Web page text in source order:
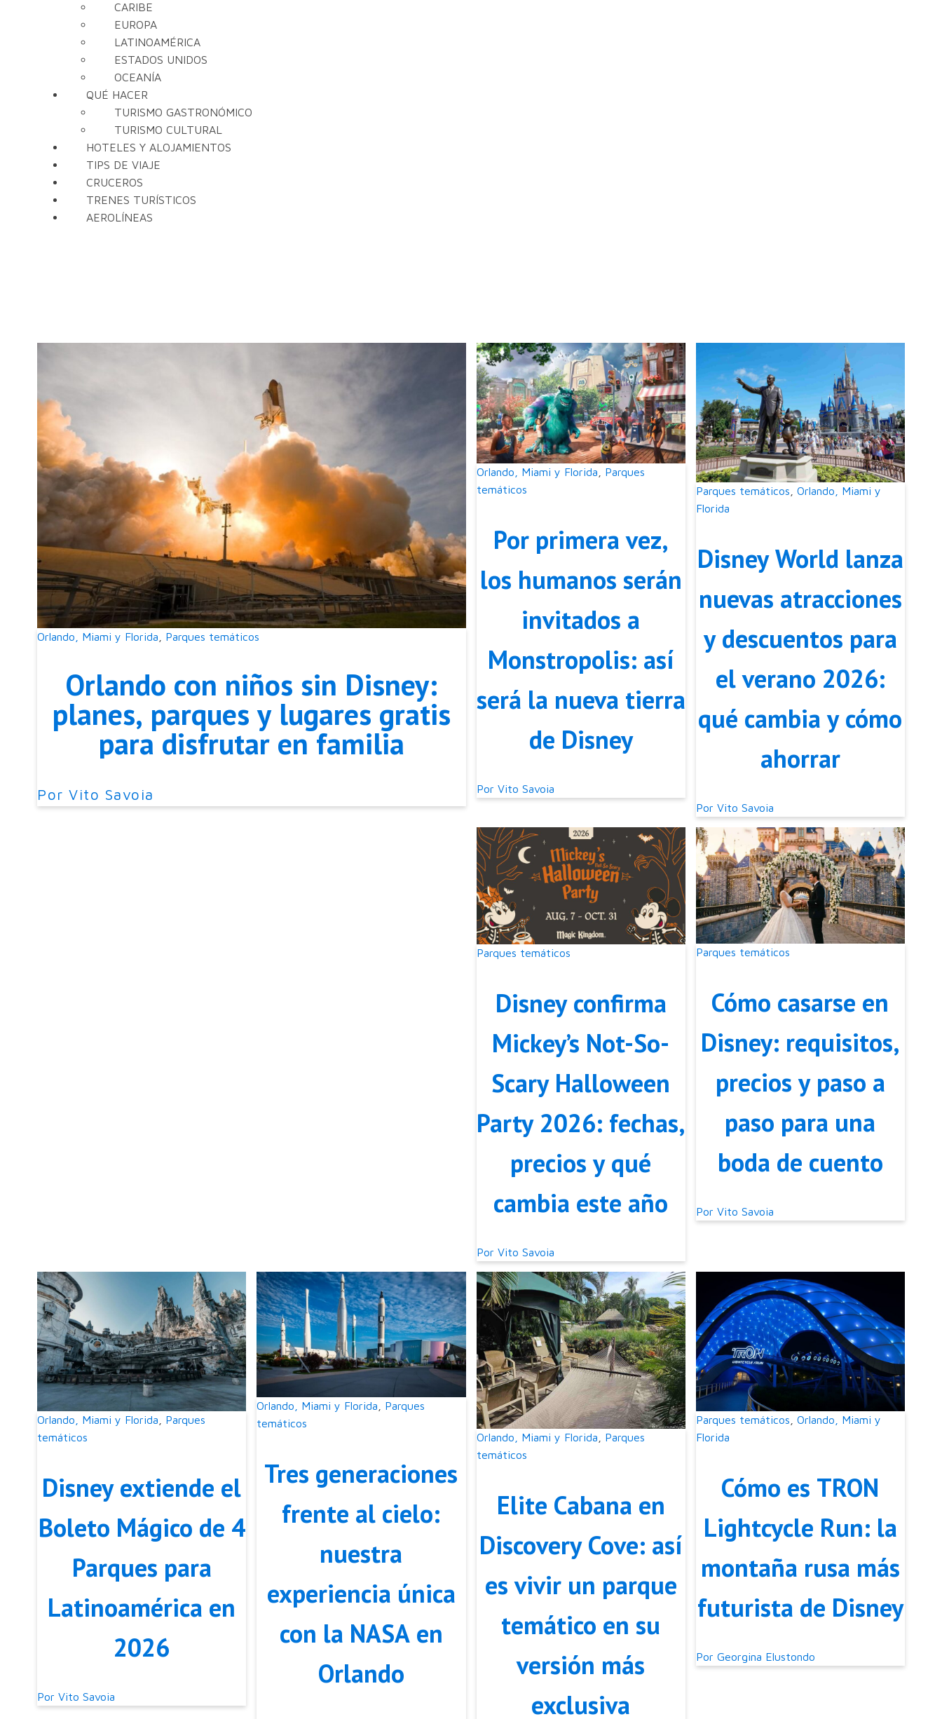
CARIBE
EUROPA
LATINOAMÉRICA
ESTADOS UNIDOS
OCEANÍA
QUÉ HACER
TURISMO GASTRONÓMICO
TURISMO CULTURAL
HOTELES Y ALOJAMIENTOS
TIPS DE VIAJE
CRUCEROS
TRENES TURÍSTICOS
AEROLÍNEAS
Orlando, Miami y Florida Parques temáticos
Orlando con niños sin Disney:
planes, parques y lugares gratis
para disfrutar en familia
Por Vito Savoia
Orlando, Miami y Florida
Parques
temáticos
Por primera vez,
los humanos serán
invitados a
Monstropolis: así
será la nueva tierra
de Disney
Por Vito Savoia
Parques temáticos
Orlando, Miami y
Florida
Disney World lanza
nuevas atracciones
y descuentos para
el verano 2026:
qué cambia y cómo
ahorrar
Por Vito Savoia
Parques temáticos
Disney confirma
Mickey’s Not-So-
Scary Halloween
Party 2026: fechas,
precios y qué
cambia este año
Por Vito Savoia
Parques temáticos
Cómo casarse en
Disney: requisitos,
precios y paso a
paso para una
boda de cuento
Por Vito Savoia
Orlando, Miami y Florida
Parques
temáticos
Disney extiende el
Boleto Mágico de 4
Parques para
Latinoamérica en
2026
Por Vito Savoia
Orlando, Miami y Florida
Parques
temáticos
Tres generaciones
frente al cielo:
nuestra
experiencia única
con la NASA en
Orlando
Orlando, Miami y Florida
Parques
temáticos
Elite Cabana en
Discovery Cove: así
es vivir un parque
temático en su
versión más
exclusiva
Parques temáticos
Orlando, Miami y
Florida
Cómo es TRON
Lightcycle Run: la
montaña rusa más
futurista de Disney
Por Georgina Elustondo